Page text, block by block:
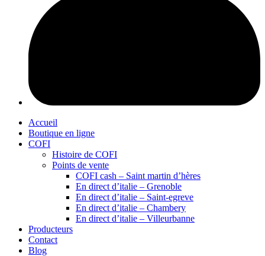
Accueil
Boutique en ligne
COFI
Histoire de COFI
Points de vente
COFI cash – Saint martin d’hères
En direct d’italie – Grenoble
En direct d’italie – Saint-egreve
En direct d’italie – Chambery
En direct d’italie – Villeurbanne
Producteurs
Contact
Blog